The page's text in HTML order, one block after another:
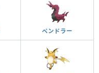
ペンドラー